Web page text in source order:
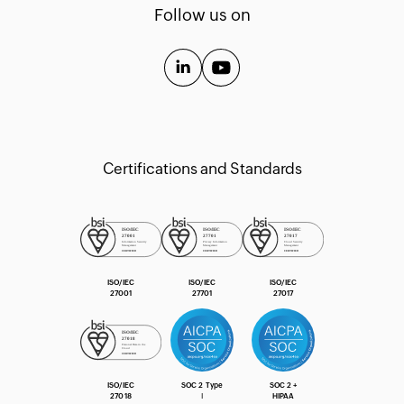
Follow us on
Certifications and Standards
ISO/IEC
27001
ISO/IEC
27701
ISO/IEC
27017
ISO/IEC
27018
SOC 2 Type
SOC 2 +
HIPAA